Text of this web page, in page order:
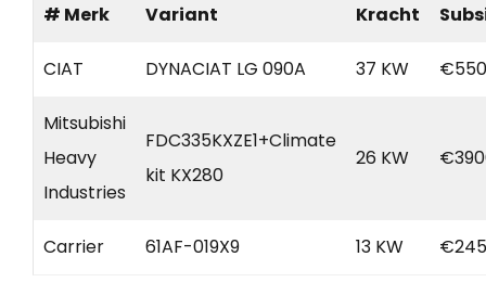
# Merk Variant Kracht
CIAT DYNACIAT LG 090A 37 KW
Mitsubishi
Heavy
Industries
FDC335KXZE1+Climate
kit KX280
26 KW
Carrier 61AF-019X9 13 KW